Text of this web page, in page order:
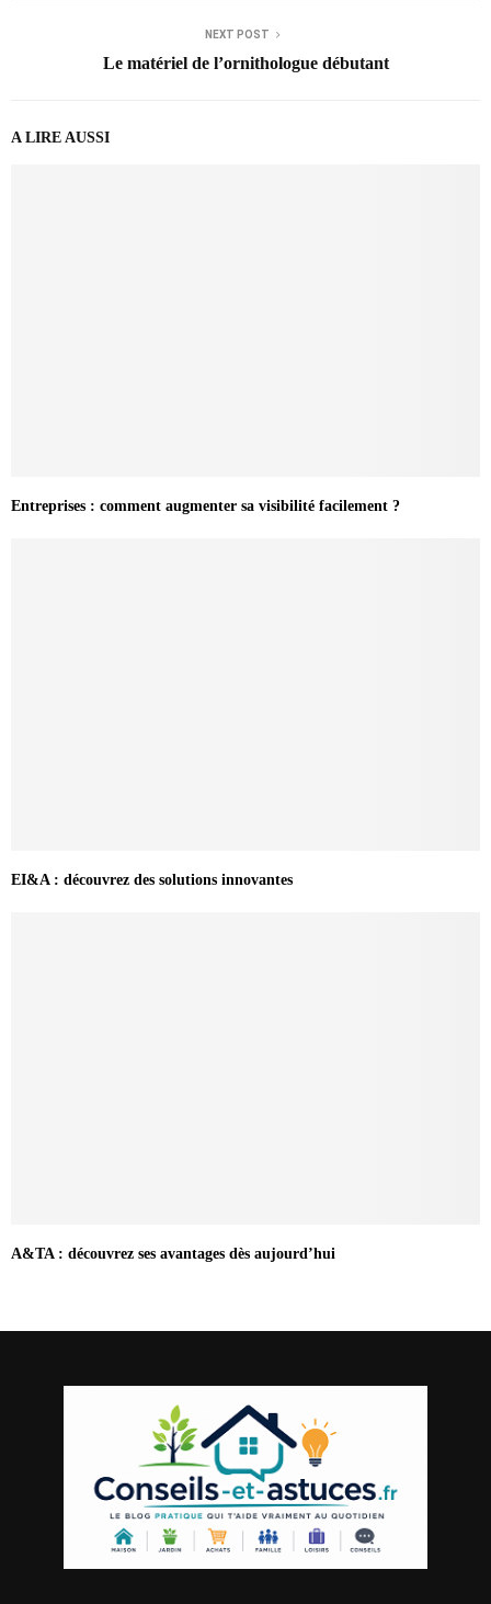
NEXT POST
Le matériel de l’ornithologue débutant
A LIRE AUSSI
Entreprises : comment augmenter sa visibilité facilement ?
EI&A : découvrez des solutions innovantes
A&TA : découvrez ses avantages dès aujourd’hui